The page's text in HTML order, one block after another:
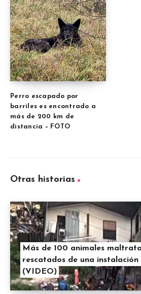
Perro escapado por
barriles es encontrado a
más de 200 km de
distancia – FOTO
Otras historias
Más de 100 animales
rescatados de una instalación
(VIDEO)